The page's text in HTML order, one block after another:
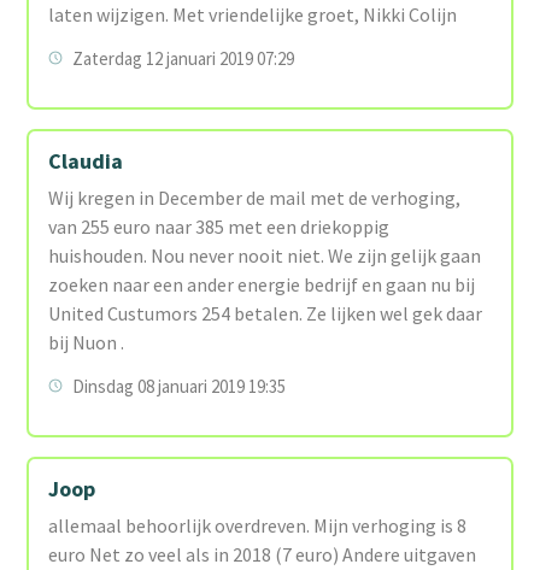
laten wijzigen. Met vriendelijke groet, Nikki Colijn
Zaterdag 12 januari 2019 07:29
Claudia
Wij kregen in December de mail met de verhoging,
van 255 euro naar 385 met een driekoppig
huishouden. Nou never nooit niet. We zijn gelijk gaan
zoeken naar een ander energie bedrijf en gaan nu bij
United Custumors 254 betalen. Ze lijken wel gek daar
bij Nuon .
Dinsdag 08 januari 2019 19:35
Joop
allemaal behoorlijk overdreven. Mijn verhoging is 8
euro Net zo veel als in 2018 (7 euro) Andere uitgaven